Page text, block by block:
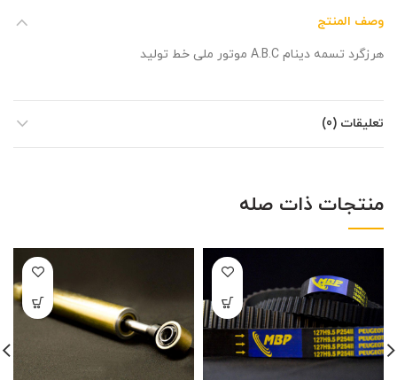
وصف المنتج
هرزگرد تسمه دینام A.B.C موتور ملی خط تولید
تعليقات (0)
منتجات ذات صله